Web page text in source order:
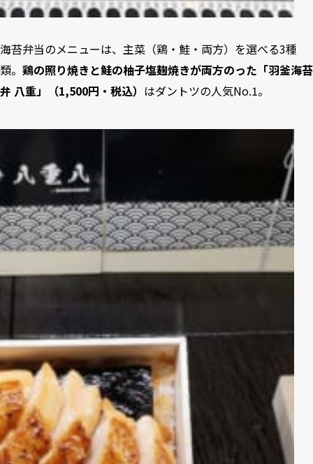
海苔弁当のメニューは、主菜（鶏・鮭・両方）を選べる3種
類。 鶏の照り焼きと鮭の柚子塩麹焼きが両方のった「羽釜海苔
弁 八重」（1,500円・税込） はダントツの人気No.1。